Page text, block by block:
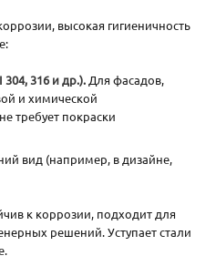
высокая гигиеничность
304, 316 и др.). Для фасадов,
и химической
требует покраски
вид (например, в дизайне,
к коррозии, подходит для
решений. Уступает стали